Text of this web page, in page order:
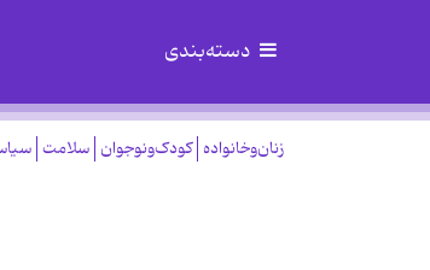
دسته‌بندی
زنان‌وخانواده کودک‌ونوجوان سلامت